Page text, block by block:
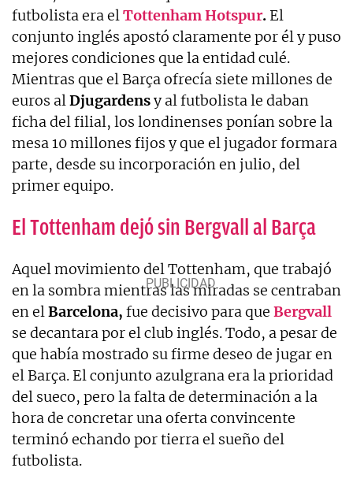
futbolista era elTottenham Hotspur. El
conjunto inglés apostó claramente por él y puso
mejores condiciones que la entidad culé.
Mientras que el Barça ofrecía siete millones de
euros alDjugardensy al futbolista le daban
ficha del filial, los londinenses ponían sobre la
mesa 10 millones fijos y que el jugador formara
parte, desde su incorporación en julio, del
primer equipo.
El Tottenham dejó sin Bergvall al Barça
Aquel movimiento del Tottenham, que trabajó
en la sombra mientras las miradas se centraban
en elBarcelona, fue decisivo para que Bergvall
se decantara por el club inglés. Todo, a pesar de
que había mostrado su firme deseo de jugar en
el Barça. El conjunto azulgrana era la prioridad
del sueco, pero la falta de determinación a la
hora de concretar una oferta convincente
terminó echando por tierra el sueño del
futbolista.